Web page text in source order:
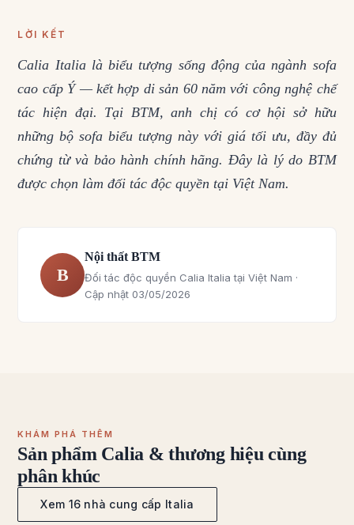
LỜI KẾT
Calia Italia là biểu tượng sống động của ngành sofa
cao cấp Ý — kết hợp di sản 60 năm với công nghệ chế
tác hiện đại. Tại BTM, anh chị có cơ hội sở hữu
những bộ sofa biểu tượng này với giá tối ưu, đầy đủ
chứng từ và bảo hành chính hãng. Đây là lý do BTM
được chọn làm đối tác độc quyền tại Việt Nam.
B
Nội thất BTM
Đối tác độc quyền Calia Italia tại Việt Nam ·
Cập nhật 03/05/2026
KHÁM PHÁ THÊM
Sản phẩm Calia & thương hiệu cùng
phân khúc
Xem 16 nhà cung cấp Italia